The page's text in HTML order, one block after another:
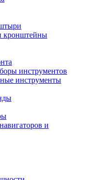
кронштейны
инструментов
инструменты
и